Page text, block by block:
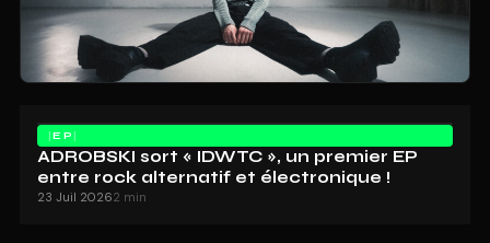
EP
ADROBSKI sort « IDWTC », un premier EP
entre rock alternatif et électronique !
23 Juil 20262 min